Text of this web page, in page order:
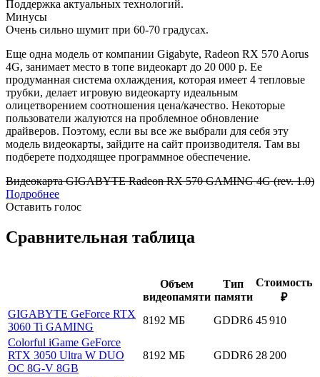
Поддержка актуальных технологий.
Минусы
Очень сильно шумит при 60-70 градусах.
Еще одна модель от компании Gigabyte, Radeon RX 570 Aorus
4G, занимает место в топе видеокарт до 20 000 р. Ее
продуманная система охлаждения, которая имеет 4 тепловые
трубки, делает игровую видеокарту идеальным
олицетворением соотношения цена/качество. Некоторые
пользователи жалуются на проблемное обновление
драйверов. Поэтому, если вы все же выбрали для себя эту
модель видеокарты, зайдите на сайт производителя. Там вы
подберете подходящее программное обеспечение.
Видеокарта GIGABYTE Radeon RX 570 GAMING 4G (rev. 1.0)
Подробнее
Оставить голос
Сравнительная таблица
Объем
видеопамяти
Тип
памяти
Стоимость
₽
GIGABYTE GeForce RTX
3060 Ti GAMING
8192 МБ GDDR6 45 910
Colorful iGame GeForce
RTX 3050 Ultra W DUO
OC 8G-V 8GB
8192 МБ GDDR6 28 200